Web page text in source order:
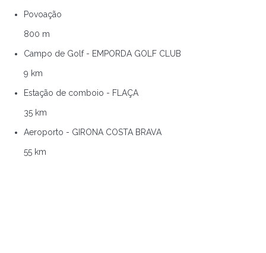
Povoação
800 m
Campo de Golf - EMPORDA GOLF CLUB
9 km
Estação de comboio - FLAÇA
35 km
Aeroporto - GIRONA COSTA BRAVA
55 km